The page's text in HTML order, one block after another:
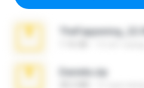
Daniela.zip